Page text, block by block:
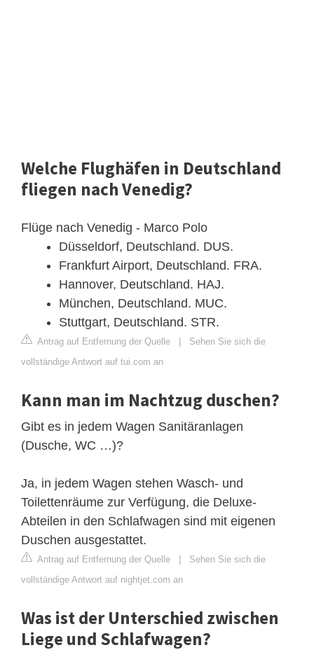
Welche Flughäfen in Deutschland
fliegen nach Venedig?
Flüge nach Venedig - Marco Polo
Düsseldorf, Deutschland. DUS.
Frankfurt Airport, Deutschland. FRA.
Hannover, Deutschland. HAJ.
München, Deutschland. MUC.
Stuttgart, Deutschland. STR.
Antrag auf Entfernung der Quelle | Sehen Sie sich die
vollständige Antwort auf tui.com an
Kann man im Nachtzug duschen?
Gibt es in jedem Wagen Sanitäranlagen
(Dusche, WC …)?
Ja, in jedem Wagen stehen Wasch- und
Toilettenräume zur Verfügung, die Deluxe-
Abteilen in den Schlafwagen sind mit eigenen
Duschen ausgestattet.
Antrag auf Entfernung der Quelle | Sehen Sie sich die
vollständige Antwort auf nightjet.com an
Was ist der Unterschied zwischen
Liege und Schlafwagen?